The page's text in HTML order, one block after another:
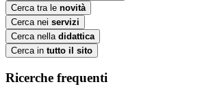
Cerca tra le novità
Cerca nei servizi
Cerca nella didattica
Cerca in tutto il sito
Ricerche frequenti